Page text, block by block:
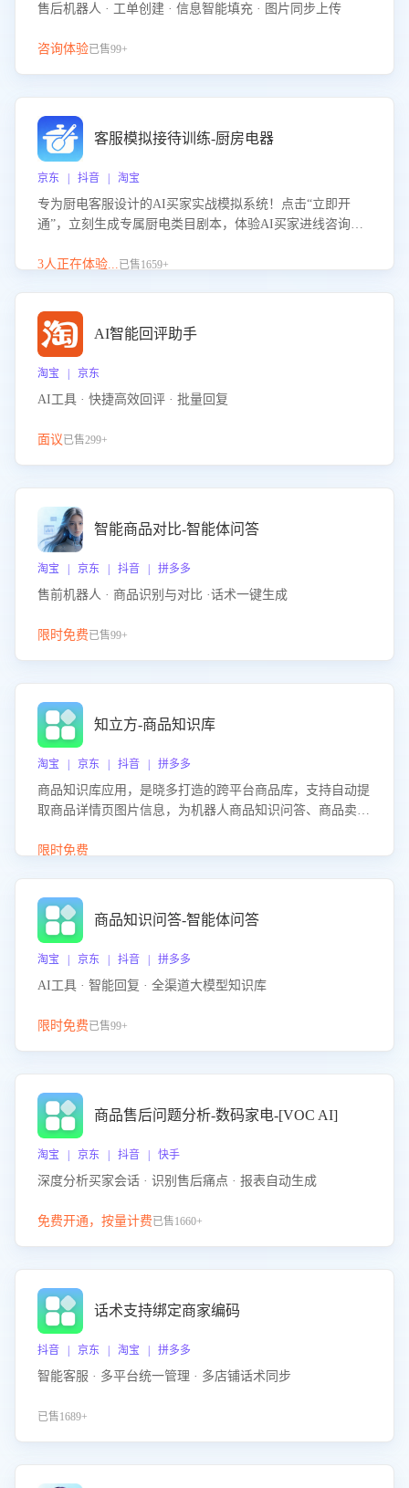
售后机器人 · 工单创建 · 信息智能填充 · 图片同步上传
咨询体验已售99+
客服模拟接待训练-厨房电器
京东 | 抖音 | 淘宝
专为厨电客服设计的AI买家实战模拟系统！点击“立即开
通”，立刻生成专属厨电类目剧本，体验AI买家进线咨询真
实场景应对技巧！
3人正在体验...已售1659+
AI智能回评助手
淘宝 | 京东
AI工具 · 快捷高效回评 · 批量回复
面议已售299+
智能商品对比-智能体问答
淘宝 | 京东 | 抖音 | 拼多多
售前机器人 · 商品识别与对比 ·话术一键生成
限时免费已售99+
知立方-商品知识库
淘宝 | 京东 | 抖音 | 拼多多
商品知识库应用，是晓多打造的跨平台商品库，支持自动提
取商品详情页图片信息，为机器人商品知识问答、商品卖点
限时免费
商品知识问答-智能体问答
淘宝 | 京东 | 抖音 | 拼多多
AI工具 · 智能回复 · 全渠道大模型知识库
限时免费已售99+
商品售后问题分析-数码家电-[VOC AI]
淘宝 | 京东 | 抖音 | 快手
深度分析买家会话 · 识别售后痛点 · 报表自动生成
免费开通，按量计费已售1660+
话术支持绑定商家编码
抖音 | 京东 | 淘宝 | 拼多多
智能客服 · 多平台统一管理 · 多店铺话术同步
已售1689+